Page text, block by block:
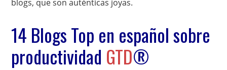
blogs, que son auténticas joyas.
14 Blogs Top en español sobre
productividad GTD®